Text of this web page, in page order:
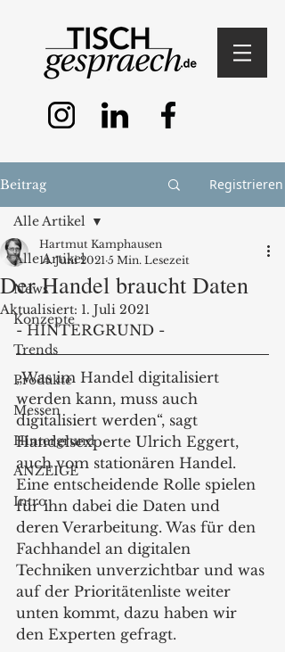
Beitrag Registrieren
Alle Artikel
News
Konzepte
Trends
Produkte
Messen
Hintergrund
ANZEIGE
Intro
Alle Artikel
Der Handel braucht Daten
Hartmut Kamphausen
14. Juni 2021 5 Min. Lesezeit
Aktualisiert: 1. Juli 2021
- HINTERGRUND -
„Was im Handel digitalisiert
werden kann, muss auch
digitalisiert werden“, sagt
Handelsexperte Ulrich Eggert,
auch vom stationären Handel.
Eine entscheidende Rolle spielen
für ihn dabei die Daten und
deren Verarbeitung. Was für den
Fachhandel an digitalen
Techniken unverzichtbar und was
auf der Prioritätenliste weiter
unten kommt, dazu haben wir
den Experten gefragt.